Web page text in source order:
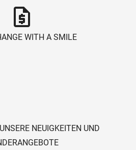
request_quote
WITH A SMILE
NEUIGKEITEN UND